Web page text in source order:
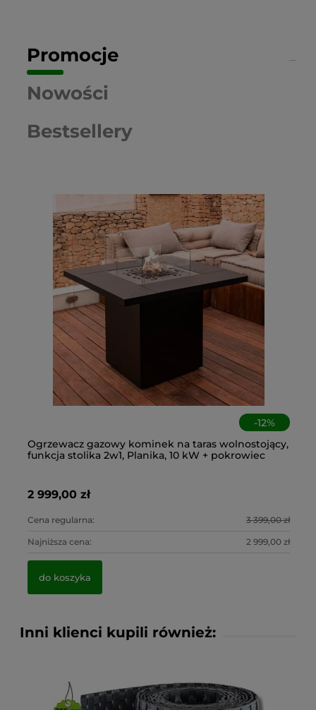
Promocje
Nowości
Bestsellery
-12%
Ogrzewacz gazowy kominek na taras wolnostojący,
funkcja stolika 2w1, Planika, 10 kW + pokrowiec
2 999,00 zł
Cena regularna: 3 399,00 zł
Najniższa cena: 2 999,00 zł
do koszyka
Inni klienci kupili również: